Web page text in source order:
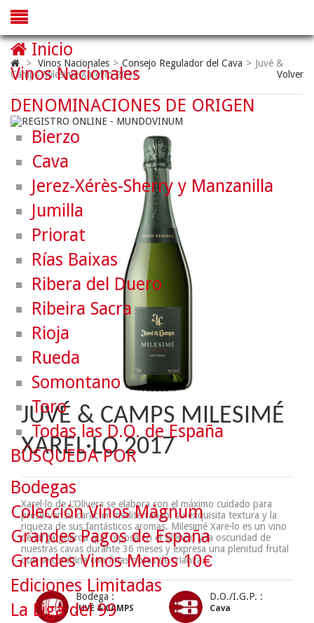
> Vinos Nacionales > Consejo Regulador del Cava > Juvé &
Camps Milesimé Xarel·lo 2017
Volver
JUVÉ & CAMPS MILESIMÉ
XAREL·LO 2017
Xarel·lo de L’Olivera se elabora con el máximo cuidado para
preservar su carácter mediterráneo, su exquisita textura y la
riqueza de sus fantásticos aromas. Milesimé Xare·lo es un vino
de larga guarda que reposa en el silencio y la oscuridad de
nuestras cavas durante 36 meses y expresa una plenitud frutal
que se combina con finas notas de crianza.
Bodega :
JUVÉ & CAMPS
D.O./I.G.P. :
Cava
Inicio
Vinos Nacionales
DENOMINACIONES DE ORIGEN
Bierzo
Cava
Jerez-Xérès-Sherry y Manzanilla
Jumilla
Priorat
Rías Baixas
Ribera del Duero
Ribeira Sacra
Rioja
Rueda
Somontano
Toro
Todas las D.O. de España
BÚSQUEDA POR
Bodegas
Colección Vinos Mágnum
Grandes Pagos de España
Grandes Vinos Menos 10€
Ediciones Limitadas
La Liga del 99